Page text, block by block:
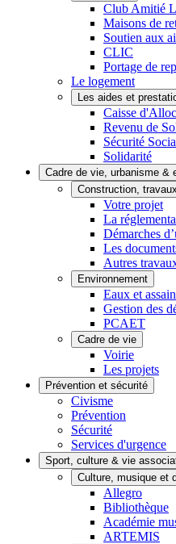
Club Amitié
Maisons de
Soutien aux
CLIC
Portage de
Le logement
Les aides et
Caisse
Revenu de
Sécurité
Solidarité
Cadre de vie, urbanisme &
Construction, travaux
Votre projet
La
Démarches
Les
Autres
Environnement
Eaux et
Gestion des
PCAET
Cadre de vie
Voirie
Les projets
Prévention et sécurité
Civisme
Prévention
Sécurité
Services d'urgence
Sport, culture & vie
Culture, musique et
Allegro
Bibliothèque
Académie
ARTEMIS